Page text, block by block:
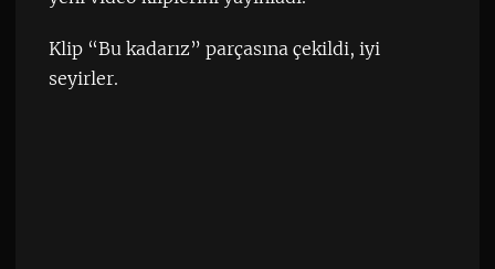
Klip “Bu kadarız” parçasına çekildi, iyi
seyirler.